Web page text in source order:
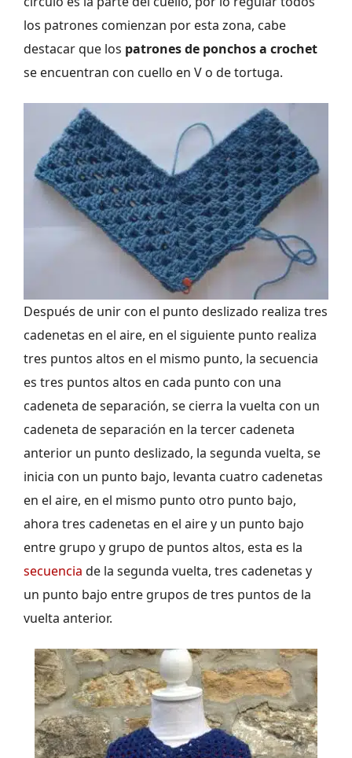
los patrones comienzan por esta zona, cabe
destacar que los patrones de ponchos a crochet
se encuentran con cuello en V o de tortuga.
Después de unir con el punto deslizado realiza tres
cadenetas en el aire, en el siguiente punto realiza
tres puntos altos en el mismo punto, la secuencia
es tres puntos altos en cada punto con una
cadeneta de separación, se cierra la vuelta con un
cadeneta de separación en la tercer cadeneta
anterior un punto deslizado, la segunda vuelta, se
inicia con un punto bajo, levanta cuatro cadenetas
en el aire, en el mismo punto otro punto bajo,
ahora tres cadenetas en el aire y un punto bajo
entre grupo y grupo de puntos altos, esta es la
secuencia de la segunda vuelta, tres cadenetas y
un punto bajo entre grupos de tres puntos de la
vuelta anterior.